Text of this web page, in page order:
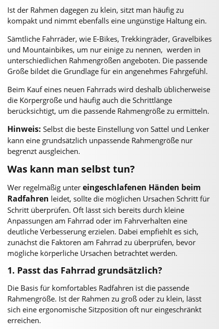
Ist der Rahmen dagegen zu klein, sitzt man häufig zu
kompakt und nimmt ebenfalls eine ungünstige Haltung ein.
Sämtliche Fahrräder, wie E-Bikes, Trekkingräder, Gravelbikes
und Mountainbikes, um nur einige zu nennen, werden in
unterschiedlichen Rahmengrößen angeboten. Die passende
Größe bildet die Grundlage für ein angenehmes Fahrgefühl.
Beim Kauf eines neuen Fahrrads wird deshalb üblicherweise
die Körpergröße und häufig auch die Schrittlänge
berücksichtigt, um die passende Rahmengröße zu ermitteln.
Hinweis: Selbst die beste Einstellung von Sattel und Lenker
kann eine grundsätzlich unpassende Rahmengröße nur
begrenzt ausgleichen.
Was kann man selbst tun?
Wer regelmäßig unter eingeschlafenen Händen beim
Radfahren leidet, sollte die möglichen Ursachen Schritt für
Schritt überprüfen. Oft lässt sich bereits durch kleine
Anpassungen am Fahrrad oder im Fahrverhalten eine
deutliche Verbesserung erzielen. Dabei empfiehlt es sich,
zunächst die Faktoren am Fahrrad zu überprüfen, bevor
mögliche körperliche Ursachen betrachtet werden.
1. Passt das Fahrrad grundsätzlich?
Die Basis für komfortables Radfahren ist die passende
Rahmengröße. Ist der Rahmen zu groß oder zu klein, lässt
sich eine ergonomische Sitzposition oft nur eingeschränkt
erreichen.